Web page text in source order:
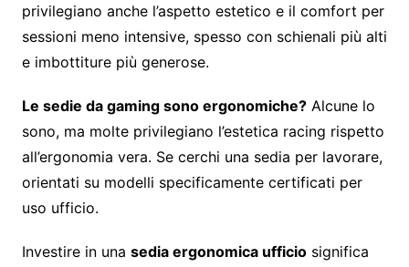
privilegiano anche l’aspetto estetico e il comfort per
sessioni meno intensive, spesso con schienali più alti
e imbottiture più generose.
Le sedie da gaming sono ergonomiche?Alcune lo
sono, ma molte privilegiano l’estetica racing rispetto
all’ergonomia vera. Se cerchi una sedia per lavorare,
orientati su modelli specificamente certificati per
uso ufficio.
Investire in una sedia ergonomica ufficiosignifica